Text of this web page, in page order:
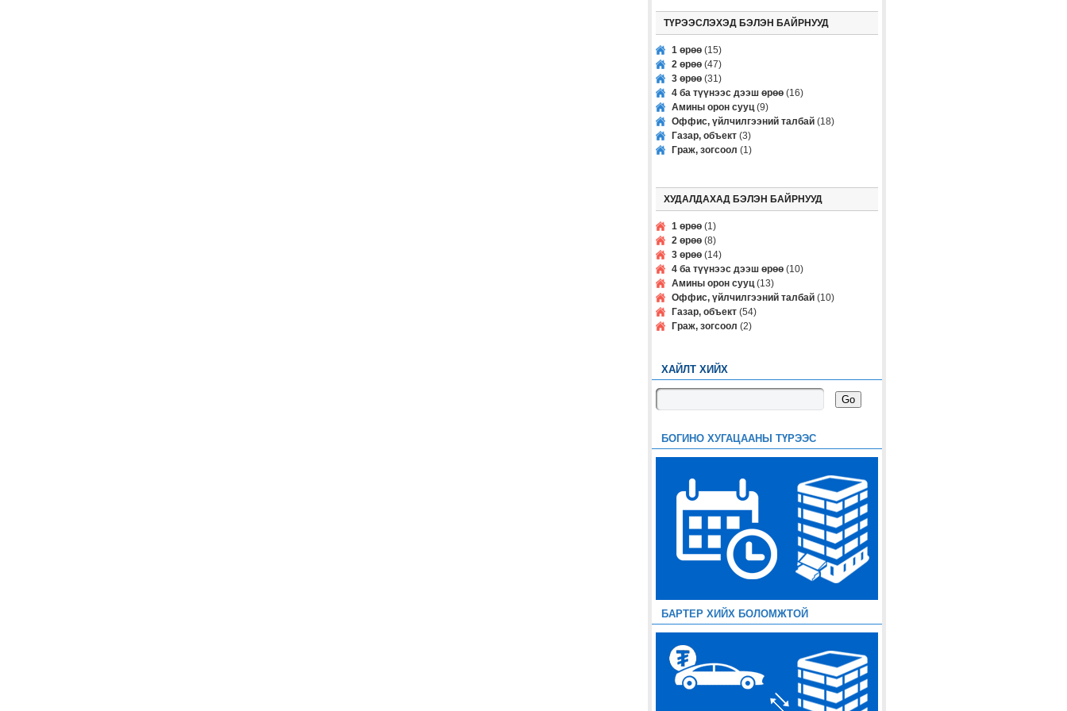
ТҮРЭЭСЛЭХЭД БЭЛЭН БАЙРНУУД
1 өрөө(15)
2 өрөө(47)
3 өрөө(31)
4 ба түүнээс дээш өрөө(16)
Амины орон сууц(9)
Оффис, үйлчилгээний талбай(18)
Газар, объект(3)
Граж, зогсоол (1)
ХУДАЛДАХАД БЭЛЭН БАЙРНУУД
1 өрөө(1)
2 өрөө(8)
3 өрөө(14)
4 ба түүнээс дээш өрөө(10)
Амины орон сууц(13)
Оффис, үйлчилгээний талбай(10)
Газар, объект(54)
Граж, зогсоол (2)
ХАЙЛТ ХИЙХ
БОГИНО ХУГАЦААНЫ ТҮРЭЭС
БАРТЕР ХИЙХ БОЛОМЖТОЙ